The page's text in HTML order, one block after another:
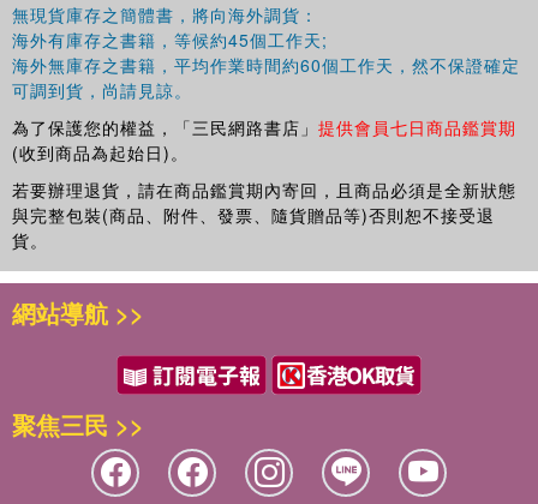
無現貨庫存之簡體書，將向海外調貨：
海外有庫存之書籍，等候約45個工作天;
海外無庫存之書籍，平均作業時間約60個工作天，然不保證確定
可調到貨，尚請見諒。
為了保護您的權益，「三民網路書店」 提供會員七日商品鑑賞期
(收到商品為起始日)。
若要辦理退貨，請在商品鑑賞期內寄回，且商品必須是全新狀態
與完整包裝(商品、附件、發票、隨貨贈品等)否則恕不接受退
貨。
網站導航 >>
聚焦三民 >>